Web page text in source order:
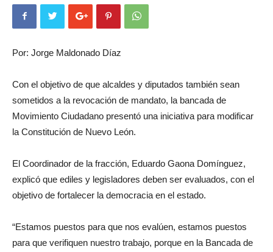
Por: Jorge Maldonado Díaz
Con el objetivo de que alcaldes y diputados también sean
sometidos a la revocación de mandato, la bancada de
Movimiento Ciudadano presentó una iniciativa para modificar
la Constitución de Nuevo León.
El Coordinador de la fracción, Eduardo Gaona Domínguez,
explicó que ediles y legisladores deben ser evaluados, con el
objetivo de fortalecer la democracia en el estado.
“Estamos puestos para que nos evalúen, estamos puestos
para que verifiquen nuestro trabajo, porque en la Bancada de